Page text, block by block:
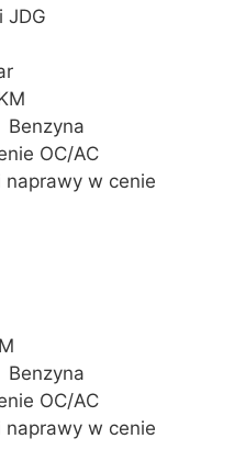
JDG
Benzyna
OC/AC
naprawy w cenie
Benzyna
OC/AC
naprawy w cenie